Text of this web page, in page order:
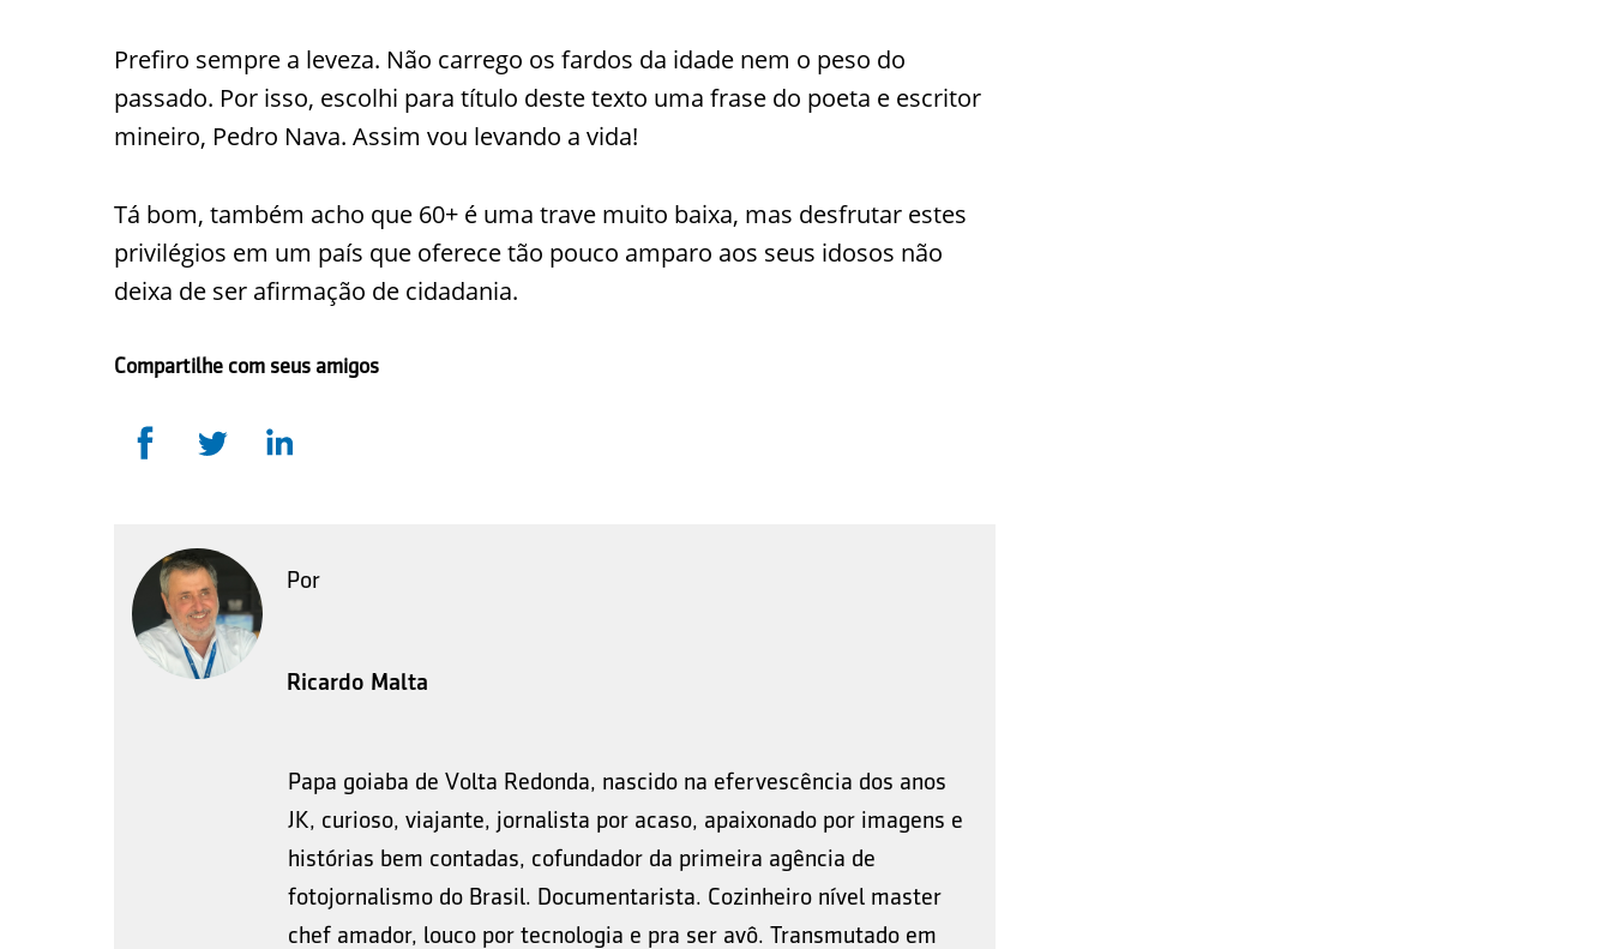
Prefiro sempre a leveza. Não carrego os fardos da idade nem o peso do
passado. Por isso, escolhi para título deste texto uma frase do poeta e escritor
mineiro, Pedro Nava. Assim vou levando a vida!
Tá bom, também acho que 60+ é uma trave muito baixa, mas desfrutar estes
privilégios em um país que oferece tão pouco amparo aos seus idosos não
deixa de ser afirmação de cidadania.
Compartilhe com seus amigos
Por
Ricardo Malta
Papa goiaba de Volta Redonda, nascido na efervescência dos anos
JK, curioso, viajante, jornalista por acaso, apaixonado por imagens e
histórias bem contadas, cofundador da primeira agência de
fotojornalismo do Brasil. Documentarista. Cozinheiro nível master
chef amador, louco por tecnologia e pra ser avô. Transmutado em